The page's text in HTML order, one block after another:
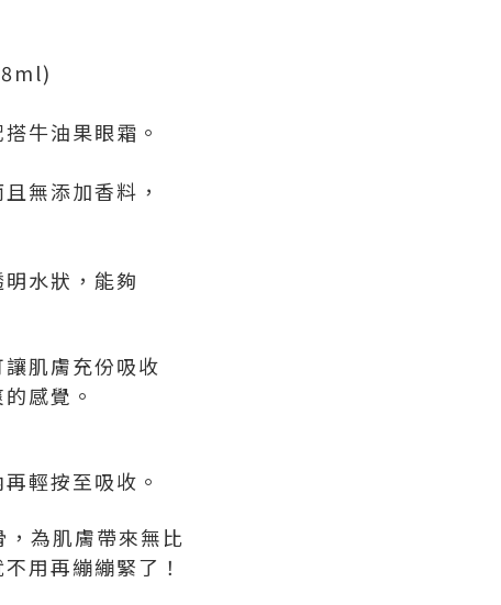
牛油果眼霜。
無添加香料，
水狀，能夠
肌膚充份吸收
感覺。
輕按至吸收。
為肌膚帶來無比
用再繃繃緊了！